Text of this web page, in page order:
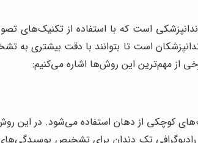
است که با استفاده از تکنیک‌های
است تا بتوانند با دقت بیشتری به
از مهم‌ترین این روش‌ها اشاره می‌کنیم:
کوچکی از دهان استفاده می‌شود. در این
رادیوگرافی تک دندان برای تشخیص